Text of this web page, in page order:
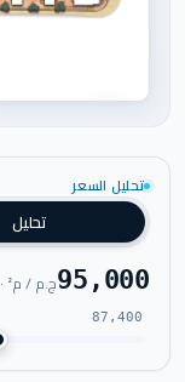
تحليل السعر
تحليل
95,000ج.م / م² · سعر هذه الوحدة
87,400